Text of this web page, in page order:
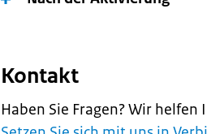
Kontakt
Haben Sie Fragen? Wir helfen